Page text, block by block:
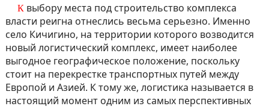
К выбору места под строительство комплекса
власти реигна отнеслись весьма серьезно. Именно
село Кичигино, на территории которого возводится
новый логистический комплекс, имеет наиболее
выгодное географическое положение, поскольку
стоит на перекрестке транспортных путей между
Европой и Азией. К тому же, логистика называется в
настоящий момент одним из самых перспективных